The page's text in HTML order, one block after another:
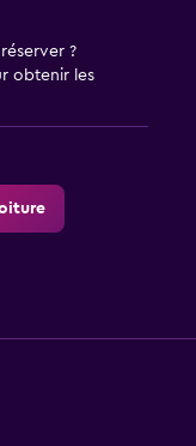
?
obtenir les